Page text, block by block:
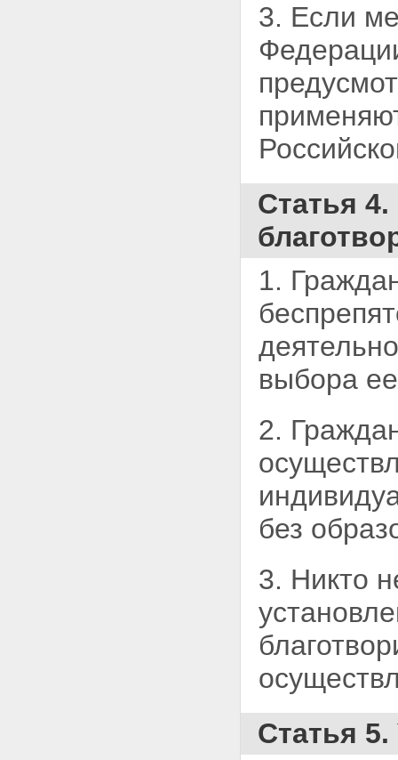
3. Если
Статья
1.
выбора
2.
без
3. Никто
Статья